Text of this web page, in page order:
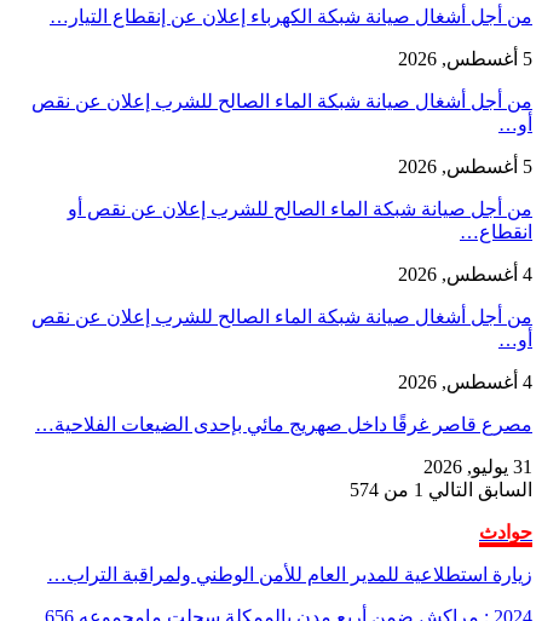
من أجل أشغال صيانة شبكة الكهرباء إعلان عن إنقطاع التيار…
5 أغسطس, 2026
من أجل أشغال صيانة شبكة الماء الصالح للشرب إعلان عن نقص
أو…
5 أغسطس, 2026
من أجل صيانة شبكة الماء الصالح للشرب إعلان عن نقص أو
انقطاع…
4 أغسطس, 2026
من أجل أشغال صيانة شبكة الماء الصالح للشرب إعلان عن نقص
أو…
4 أغسطس, 2026
مصرع قاصر غرقًا داخل صهريج مائي بإحدى الضيعات الفلاحية…
31 يوليو, 2026
السابق التالي 1 من 574
حوادث
زيارة استطلاعية للمدير العام للأمن الوطني ولمراقبة التراب…
2024 : مراكش ضمن أربع مدن بالممكلة سجلت مامجموعه 656